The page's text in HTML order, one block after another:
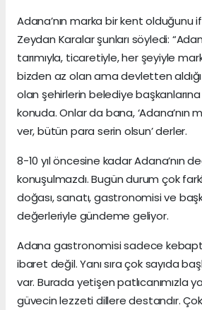
Adana’nın marka bir kent olduğunu
Zeydan Karalar şunları söyledi:
tarımıyla, ticaretiyle, her şeyiyle
bizden az olan ama devletten
olan şehirlerin belediye başkanlarına
konuda. Onlar da bana, ‘Adana’nın
ver, bütün para serin olsun’ derler.
8-10 yıl öncesine kadar Adana’nın
konuşulmazdı. Bugün durum çok
doğası, sanatı, gastronomisi ve
değerleriyle gündeme geliyor.
Adana gastronomisi sadece
ibaret değil. Yanı sıra çok sayıda
var. Burada yetişen patlıcanımızla
güvecin lezzeti dillere destandır.